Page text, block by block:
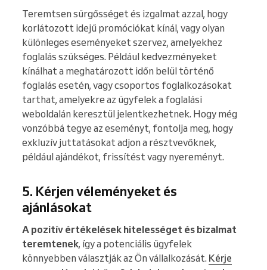
Teremtsen sürgősséget és izgalmat azzal, hogy
korlátozott idejű promóciókat kínál, vagy olyan
különleges eseményeket szervez, amelyekhez
foglalás szükséges. Például kedvezményeket
kínálhat a meghatározott időn belül történő
foglalás esetén, vagy csoportos foglalkozásokat
tarthat, amelyekre az ügyfelek a foglalási
weboldalán keresztül jelentkezhetnek. Hogy még
vonzóbbá tegye az eseményt, fontolja meg, hogy
exkluzív juttatásokat adjon a résztvevőknek,
például ajándékot, frissítést vagy nyereményt.
5. Kérjen véleményeket és
ajánlásokat
A pozitív értékelések hitelességet és bizalmat
teremtenek, így a potenciális ügyfelek
könnyebben választják az Ön vállalkozását. Kérje